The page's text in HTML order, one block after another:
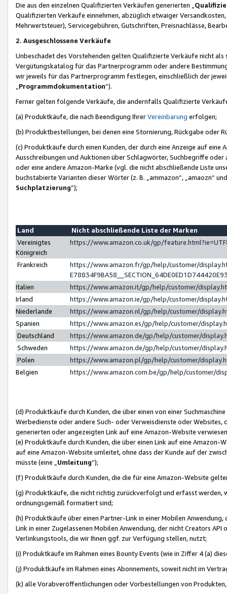
Die aus den einzelnen Qualifizierten Verkäufen generierten „
Qualifizierten Verkäufe einnehmen, abzüglich etwaiger
Mehrwertsteuer), Servicegebühren, Gutschriften, Preisnachlässe,
2. Ausgeschlossene Verkäufe
Unbeschadet des Vorstehenden gelten Qualifizierte Verkäufe nicht
Vergütungskatalog für das Partnerprogramm oder andere
wir jeweils für das Partnerprogramm festlegen, einschließlich der
Programmdokumentation“).
Ferner gelten folgende Verkäufe, die andernfalls Qualifizierte
(a) Produktkäufe, die nach Beendigung IhrerVereinbarung erfolgen;
(b) Produktbestellungen, bei denen eine Stornierung, Rückgabe oder
(c) Produktkäufe durch einen Kunden, der durch eine Anzeige auf
Ausschreibungen und Auktionen über Schlagwörter, Suchbegriffe
oder eine andere Amazon-Marke (vgl. die nicht abschließende Liste
buchstabierte Varianten dieser Wörter (z. B. „ammazon“, „amaozn“
Suchplatzierung”);
Land
Nicht abschließende Liste der Marken
Vereinigtes
Königreich
https://www.amazon.co.uk/gp/
Frankreich
https://www.amazon.fr/gp/help/customer/
Italien
https://www.amazon.it/gp/help/customer/
Irland
https://www.amazon.ie/gp/help/customer/
Niederlande
https://www.amazon.nl/gp/help/customer/
Spanien
https://www.amazon.es/gp/help/customer/
Deutschland
https://www.amazon.de/gp/help/customer/
Schweden
https://www.amazon.de/gp/help/customer/
Polen
https://www.amazon.pl/gp/help/customer/
Belgien
https://www.amazon.com.be/gp/help/customer/
(d) Produktkäufe durch Kunden, die über einen von einer
Werbedienste oder andere Such- oder Verweisdienste oder Websites,
generierten oder angezeigten Link auf eine Amazon-Website
(e) Produktkäufe durch Kunden, die über einen Link auf eine
auf eine Amazon-Website umleitet, ohne dass der Kunde auf der
müsste (eine „ Umleitung“);
(f) Produktkäufe durch Kunden, die die für eine Amazon-Website
(g) Produktkäufe, die nicht richtig zurückverfolgt und erfasst werden,
ordnungsgemäß formatiert sind;
(h) Produktkäufe über einen Partner-Link in einer Mobilen
Link in einer Zugelassenen Mobilen Anwendung, der nicht Creators
Verlinkungstools, die wir Ihnen ggf. zur Verfügung stellen, nutzt;
(i) Produktkäufe im Rahmen eines Bounty Events (wie in Ziffer 4 (a)
(j) Produktkäufe im Rahmen eines Abonnements, soweit nicht im
(k) alle Vorabveröffentlichungen oder Vorbestellungen von